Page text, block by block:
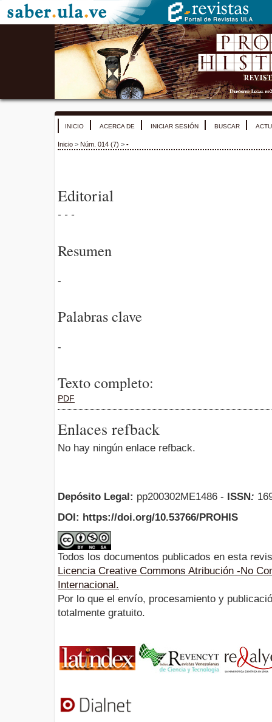
INICIO ACERCA DE INICIAR SESIÓN BUSCAR
Inicio > Núm. 014 (7) > -
Editorial
- - -
Resumen
-
Palabras clave
-
Texto completo:
PDF
Enlaces refback
No hay ningún enlace refback.
Depósito Legal: pp200302ME1486 - ISSN:
DOI: https://doi.org/10.53766/PROHIS
Todos los documentos publicados en esta
Licencia Creative Commons Atribución -No
Internacional.
Por lo que el envío, procesamiento y
totalmente gratuito.